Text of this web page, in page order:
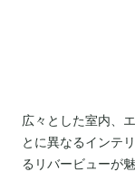
広々とした室内、
とに異なるインテ
るリバービューが魅